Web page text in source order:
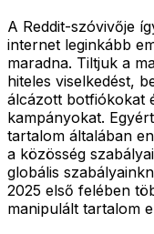
A Reddit-szóvivője
internet leginkább
maradna. Tiltjuk a
hiteles viselkedést,
álcázott botfiókokat
kampányokat.
tartalom általában
a közösség
globális
2025 első felében
manipulált tartalom